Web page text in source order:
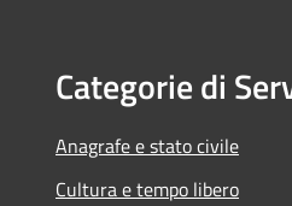
Categorie di
Anagrafe e stato civile
Cultura e tempo libero